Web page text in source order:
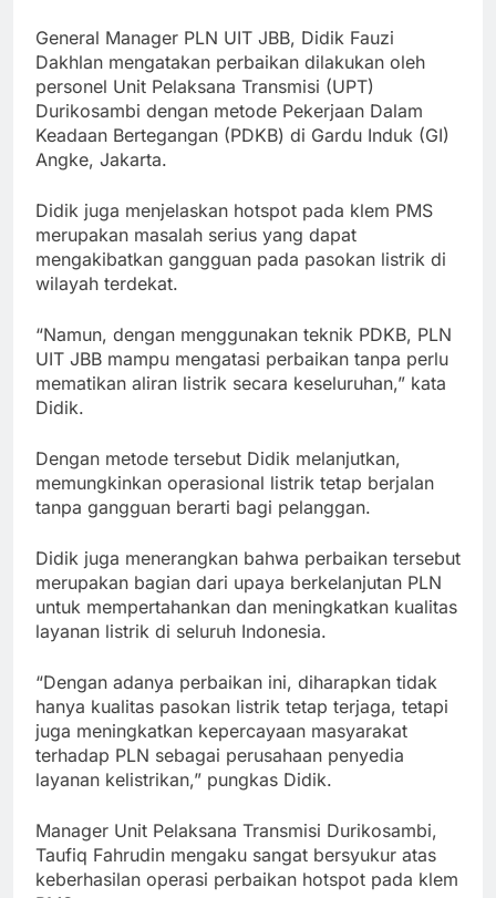
General Manager PLN UIT JBB, Didik Fauzi
Dakhlan mengatakan perbaikan dilakukan oleh
personel Unit Pelaksana Transmisi (UPT)
Durikosambi dengan metode Pekerjaan Dalam
Keadaan Bertegangan (PDKB) di Gardu Induk (GI)
Angke, Jakarta.
Didik juga menjelaskan hotspot pada klem PMS
merupakan masalah serius yang dapat
mengakibatkan gangguan pada pasokan listrik di
wilayah terdekat.
“Namun, dengan menggunakan teknik PDKB, PLN
UIT JBB mampu mengatasi perbaikan tanpa perlu
mematikan aliran listrik secara keseluruhan,” kata
Didik.
Dengan metode tersebut Didik melanjutkan,
memungkinkan operasional listrik tetap berjalan
tanpa gangguan berarti bagi pelanggan.
Didik juga menerangkan bahwa perbaikan tersebut
merupakan bagian dari upaya berkelanjutan PLN
untuk mempertahankan dan meningkatkan kualitas
layanan listrik di seluruh Indonesia.
“Dengan adanya perbaikan ini, diharapkan tidak
hanya kualitas pasokan listrik tetap terjaga, tetapi
juga meningkatkan kepercayaan masyarakat
terhadap PLN sebagai perusahaan penyedia
layanan kelistrikan,” pungkas Didik.
Manager Unit Pelaksana Transmisi Durikosambi,
Taufiq Fahrudin mengaku sangat bersyukur atas
keberhasilan operasi perbaikan hotspot pada klem